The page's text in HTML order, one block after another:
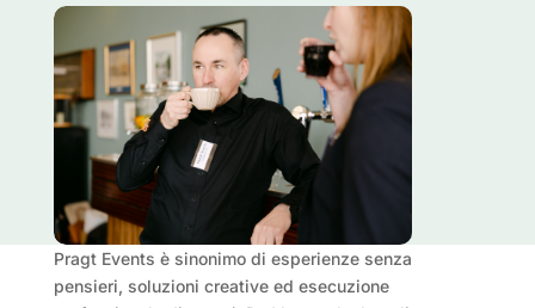
Pragt Events è sinonimo di esperienze senza
pensieri, soluzioni creative ed esecuzione